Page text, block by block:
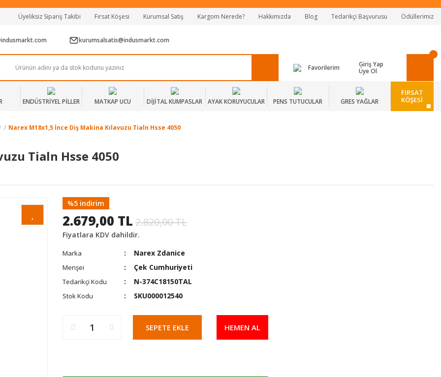
Tüm Alışverişlerde Vade Farksız 2 Taksit!
Mağazadan Teslim & Kolay İade
Üyeliksiz Sipariş Takibi Fırsat Köşesi Kurumsal Satış Kargom Nerede? Hakkımızda Blog Tedarikçi Başvurusu Ödüllerimiz
kurumsalsatis@indusmarkt.com
Favorilerim
Giriş Yap
Üye Ol
ENDÜSTRİYEL PİLLER MATKAP UCU DİJİTAL KUMPASLAR AYAK KORUYUCULAR PENS TUTUCULAR GRES YAĞLAR
FIRSAT
KÖŞESİ
Narex M18x1,5 İnce Diş Makina Kılavuzu Tialn Hsse 4050
Tialn Hsse 4050
%5 indirim
2.679,00 TL 2.820,00 TL
Fiyatlara KDV dahildir.
Marka Narex Zdanice
Menşei Çek Cumhuriyeti
Tedarikçi Kodu N-374C18150TAL
Stok Kodu SKU000012540
SEPETE EKLE HEMEN AL